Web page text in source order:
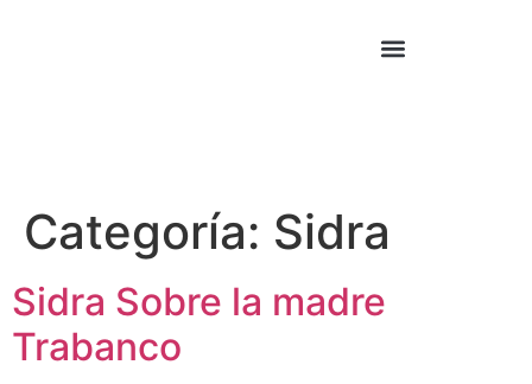
Categoría: Sidra
Sidra Sobre la madre
Trabanco